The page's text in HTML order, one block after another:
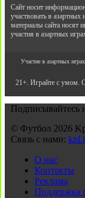
Сайт носит
участвовать в
материалы сайта носят
участия в азартных
Участие в азартных
21+. Играйте с умом.
Подписывайтесь
© Футбол 2026
Связь с нами:
О нас
Контакты
Реклама
Поддержка